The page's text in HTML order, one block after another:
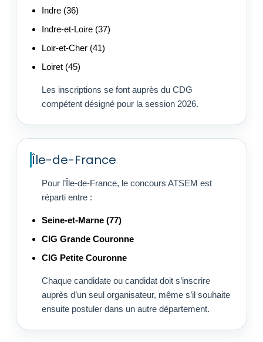
Indre (36)
Indre-et-Loire (37)
Loir-et-Cher (41)
Loiret (45)
Les inscriptions se font auprès du CDG
compétent désigné pour la session 2026.
Île-de-France
Pour l’Île-de-France, le concours ATSEM est
réparti entre :
Seine-et-Marne (77)
CIG Grande Couronne
CIG Petite Couronne
Chaque candidate ou candidat doit s’inscrire
auprès d’un seul organisateur, même s’il souhaite
ensuite postuler dans un autre département.